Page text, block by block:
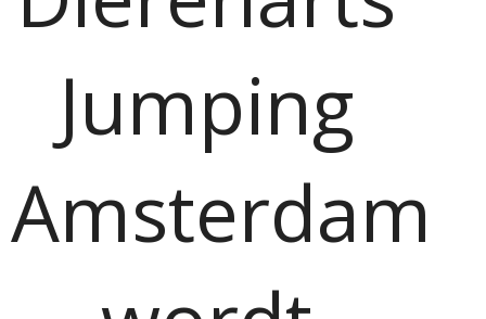
Jumping
Amsterdam